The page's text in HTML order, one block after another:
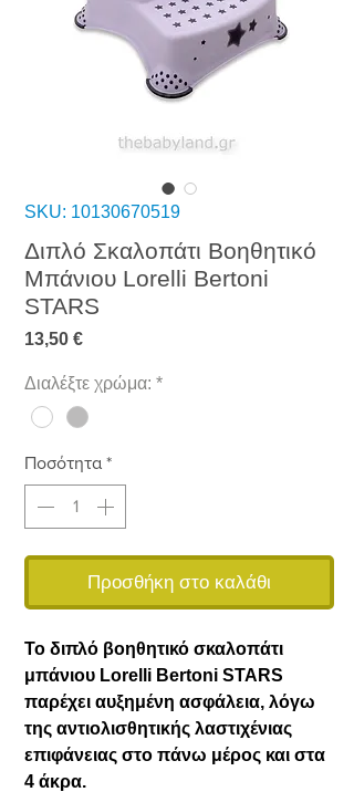
SKU: 10130670519
Διπλό Σκαλοπάτι Βοηθητικό
Μπάνιου Lorelli Bertoni
STARS
13,50 €Τιμή
Διαλέξτε χρώμα: *
Ποσότητα *
Προσθήκη στο καλάθι
Το διπλό βοηθητικό σκαλοπάτι
μπάνιου Lorelli Bertoni STARS
παρέχει αυξημένη ασφάλεια, λόγω
της αντιολισθητικής λαστιχένιας
επιφάνειας στο πάνω μέρος και στα
4 άκρα.